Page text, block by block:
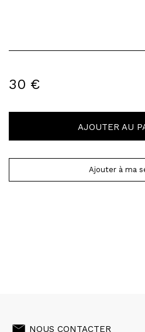
30 €
AJOUTER AU
Ajouter à ma
NOUS CONTACTER